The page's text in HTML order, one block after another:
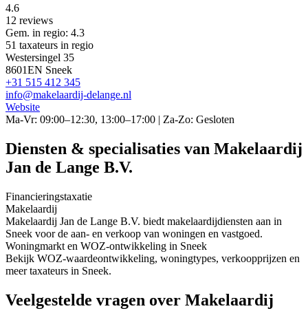
4.6
12 reviews
Gem. in regio: 4.3
51 taxateurs in regio
Westersingel 35
8601EN Sneek
+31 515 412 345
info@makelaardij-delange.nl
Website
Ma-Vr: 09:00–12:30, 13:00–17:00 | Za-Zo: Gesloten
Diensten & specialisaties van Makelaardij
Jan de Lange B.V.
Financieringstaxatie
Makelaardij
Makelaardij Jan de Lange B.V. biedt makelaardijdiensten aan in
Sneek voor de aan- en verkoop van woningen en vastgoed.
Woningmarkt en WOZ-ontwikkeling in Sneek
Bekijk WOZ-waardeontwikkeling, woningtypes, verkoopprijzen en
meer taxateurs in Sneek.
Veelgestelde vragen over Makelaardij